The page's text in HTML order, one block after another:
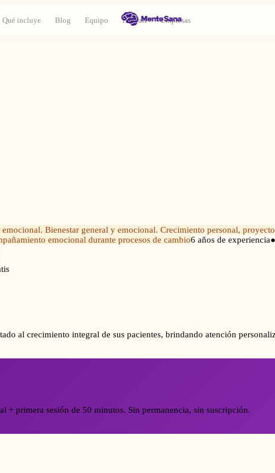
Qué incluye Blog Equipo Podcast Empresas
Bienestar general y emocional. Crecimiento personal,
emocional durante procesos de cambio6 años de experiencia
al crecimiento integral de sus pacientes, brindando atención
primera sesión de 50 minutos. Sin permanencia, sin suscripción.